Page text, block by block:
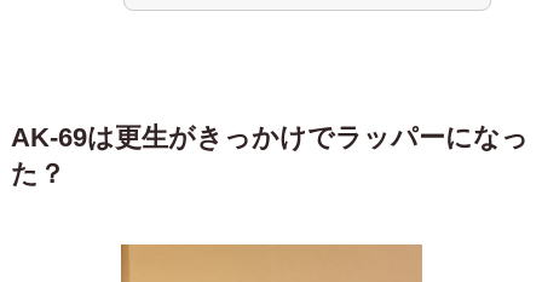
AK-69は更生がきっかけでラッパーになっ
た？